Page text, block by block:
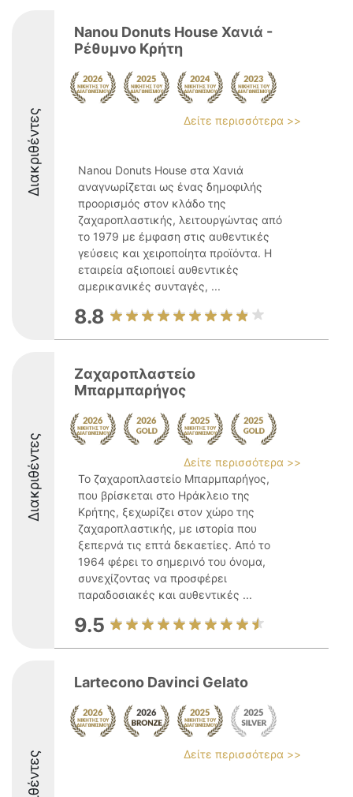
Διακριθέντες
Nanou Donuts House Χανιά -
Ρέθυμνο Κρήτη
Δείτε περισσότερα >>
Nanou Donuts House στα Χανιά
αναγνωρίζεται ως ένας δημοφιλής
προορισμός στον κλάδο της
ζαχαροπλαστικής, λειτουργώντας από
το 1979 με έμφαση στις αυθεντικές
γεύσεις και χειροποίητα προϊόντα. Η
εταιρεία αξιοποιεί αυθεντικές
αμερικανικές συνταγές, ...
8.8
Διακριθέντες
Ζαχαροπλαστείο
Μπαρμπαρήγος
Δείτε περισσότερα >>
Το ζαχαροπλαστείο Μπαρμπαρήγος,
που βρίσκεται στο Ηράκλειο της
Κρήτης, ξεχωρίζει στον χώρο της
ζαχαροπλαστικής, με ιστορία που
ξεπερνά τις επτά δεκαετίες. Από το
1964 φέρει το σημερινό του όνομα,
συνεχίζοντας να προσφέρει
παραδοσιακές και αυθεντικές ...
9.5
Lartecono Davinci Gelato
Δείτε περισσότερα >>